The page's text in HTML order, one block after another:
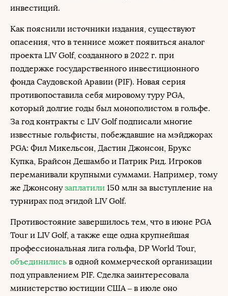
инвестиций.
Как пояснили источники издания, существуют
опасения, что в теннисе может появиться аналог
проекта LIV Golf, созданного в 2022 г. при
поддержке государственного инвестиционного
фонда Саудовской Аравии (PIF). Новая серия
противопоставила себя мировому туру PGA,
который долгие годы был монополистом в гольфе.
За год контракты с LIV Golf подписали многие
известные гольфисты, побеждавшие на мэйджорах
PGA: Фил Микельсон, Дастин Джонсон, Брукс
Купка, Брайсон Дешамбо и Патрик Рид. Игроков
переманивали крупными суммами. Например, тому
же Джонсонузаплатили 150 млн за выступление на
турнирах под эгидой LIV Golf.
Противостояние завершилось тем, что в июне PGA
Tour и LIV Golf, а также еще одна крупнейшая
профессиональная лига гольфа, DP World Tour,
объединились в одной коммерческой организации
под управлением PIF. Сделка заинтересовала
министерство юстиции США – в июле оно